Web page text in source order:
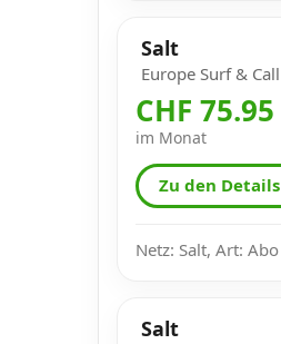
Salt
Europe Surf & Call
CHF 75.95
im Monat
Zu den Details
Netz: Salt, Art: Abo
Salt